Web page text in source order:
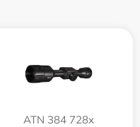
ATN 384 728x